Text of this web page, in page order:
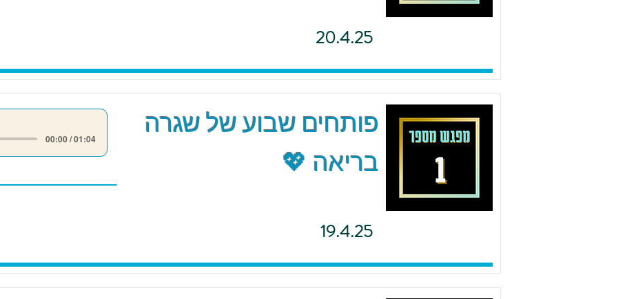
20.4.25
00:00 / 01:04
פותחים שבוע של שגרה
בריאה 💖
19.4.25